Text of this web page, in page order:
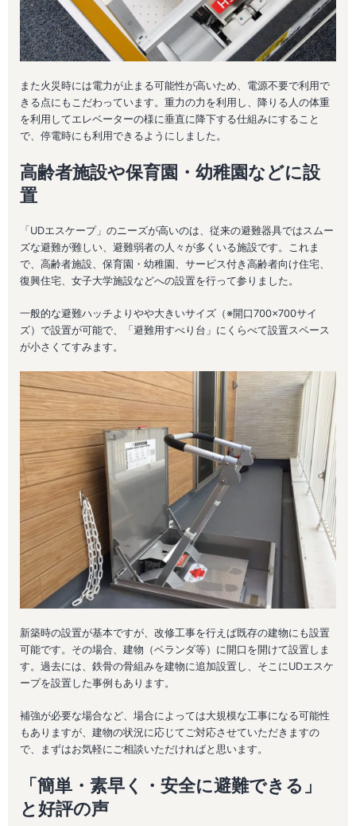
また火災時には電力が止まる可能性が高いため、電源不要で利用で
きる点にもこだわっています。重力の力を利用し、降りる人の体重
を利用してエレベーターの様に垂直に降下する仕組みにすること
で、停電時にも利用できるようにしました。
高齢者施設や保育園・幼稚園などに設
置
「UDエスケープ」のニーズが高いのは、従来の避難器具ではスムー
ズな避難が難しい、避難弱者の人々が多くいる施設です。これま
で、高齢者施設、保育園・幼稚園、サービス付き高齢者向け住宅、
復興住宅、女子大学施設などへの設置を行って参りました。
一般的な避難ハッチよりやや大きいサイズ（※開口700×700サイ
ズ）で設置が可能で、「避難用すべり台」にくらべて設置スペース
が小さくてすみます。
新築時の設置が基本ですが、改修工事を行えば既存の建物にも設置
可能です。その場合、建物（ベランダ等）に開口を開けて設置しま
す。過去には、鉄骨の骨組みを建物に追加設置し、そこにUDエスケ
ープを設置した事例もあります。
補強が必要な場合など、場合によっては大規模な工事になる可能性
もありますが、建物の状況に応じてご対応させていただきますの
で、まずはお気軽にご相談いただければと思います。
「簡単・素早く・安全に避難できる」
と好評の声